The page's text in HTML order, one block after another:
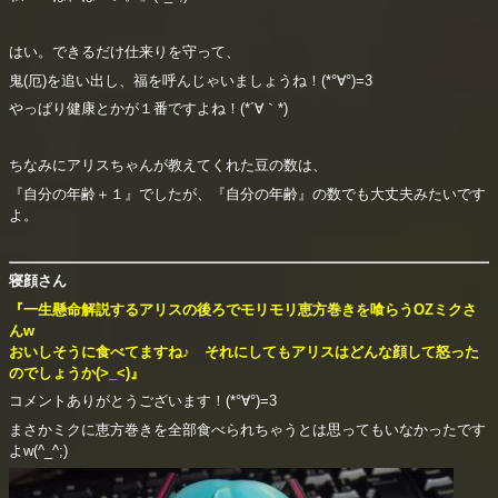
はい。できるだけ仕来りを守って、
鬼(厄)を追い出し、福を呼んじゃいましょうね！(*°∀°)=3
やっぱり健康とかが１番ですよね！(*´∀｀*)
ちなみにアリスちゃんが教えてくれた豆の数は、
『自分の年齢＋１』でしたが、『自分の年齢』の数でも大丈夫みたいです
よ。
寝顔さん
『一生懸命解説するアリスの後ろでモリモリ恵方巻きを喰らうOZミクさ
んw
おいしそうに食べてますね♪ それにしてもアリスはどんな顔して怒った
のでしょうか(>_<)』
コメントありがとうございます！(*°∀°)=3
まさかミクに恵方巻きを全部食べられちゃうとは思ってもいなかったです
よw(^_^;)